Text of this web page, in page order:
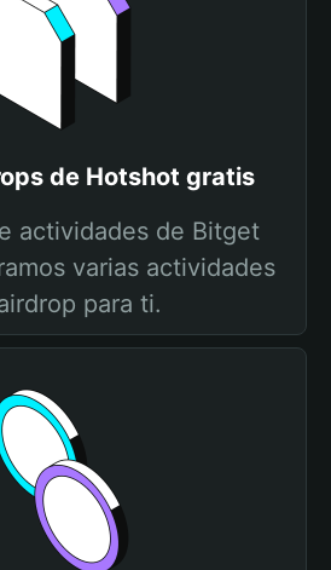
de Hotshot gratis
actividades de Bitget
varias actividades
para ti.